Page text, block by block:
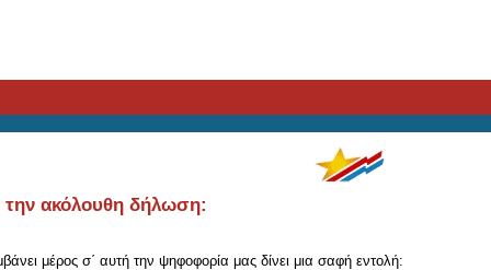
την ακόλουθη δήλωση:
μέρος σ΄ αυτή την ψηφοφορία μας δίνει μια σαφή εντολή: